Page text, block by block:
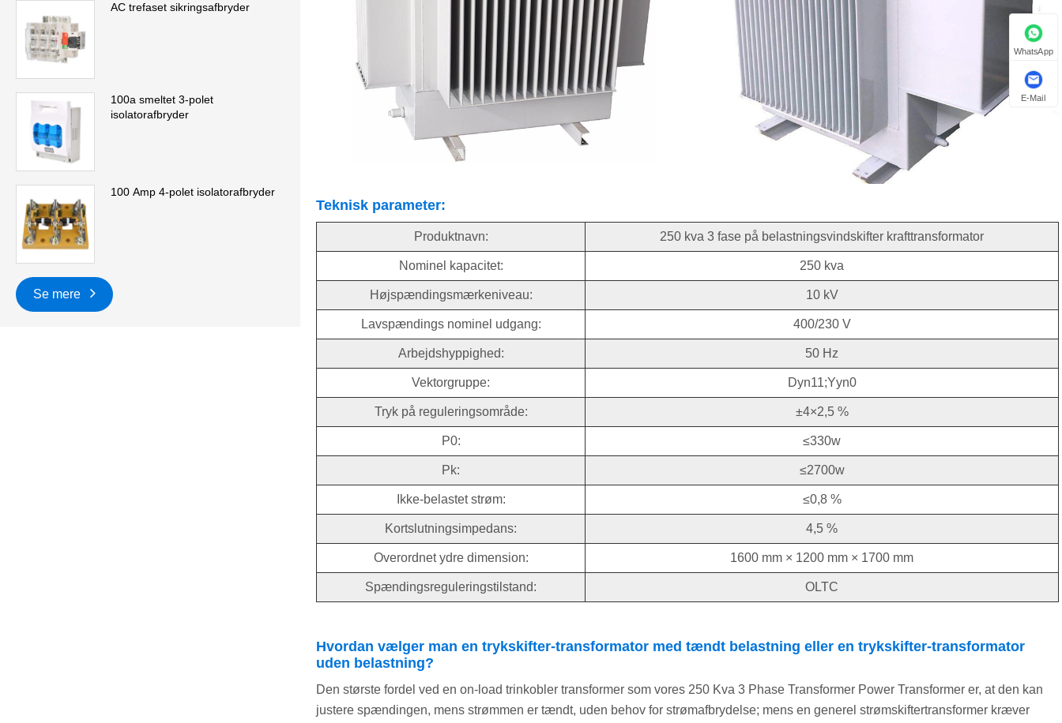
AC trefaset sikringsafbryder
100a smeltet 3-polet
isolatorafbryder
100 Amp 4-polet isolatorafbryder
Se mere
Teknisk parameter:
Produktnavn: 250 kva 3 fase på belastningsvindskifter krafttransformator
Nominel kapacitet: 250 kva
Højspændingsmærkeniveau: 10 kV
Lavspændings nominel udgang: 400/230 V
Arbejdshyppighed: 50 Hz
Vektorgruppe: Dyn11;Yyn0
Tryk på reguleringsområde: ±4×2,5 %
P0: ≤330w
Pk: ≤2700w
Ikke-belastet strøm: ≤0,8 %
Kortslutningsimpedans: 4,5 %
Overordnet ydre dimension: 1600 mm × 1200 mm × 1700 mm
Spændingsreguleringstilstand: OLTC
Hvordan vælger man en trykskifter-transformator med tændt belastning eller en trykskifter-transformator
uden belastning?
Den største fordel ved en on-load trinkobler transformer som vores 250 Kva 3 Phase Transformer Power Transformer er, at den kan
justere spændingen, mens strømmen er tændt, uden behov for strømafbrydelse; mens en generel strømskiftertransformer kræver
WhatsApp
E-Mail